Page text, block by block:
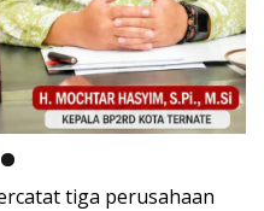
tiga perusahaan